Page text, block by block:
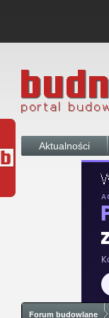
Aktualności
Forum budowlane